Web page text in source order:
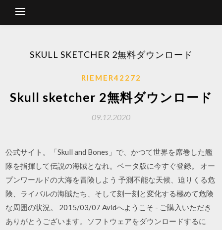
SKULL SKETCHER 2無料ダウンロード
RIEMER42272
Skull sketcher 2無料ダウンロード
09.12.2020
公式サイト。「Skull and Bones」で、かつて世界を席巻した艦
隊を指揮して伝説の海賊となれ。ベータ版に今すぐ登録。 オー
プンワールドの大海を冒険しよう 予測不能な天候、迫りくる危
険、ライバルの海賊たち、そして刻一刻と変化する極めて危険
な周囲の状況。 2015/03/07 Avidへようこそ - ご購入いただき
ありがとうございます。ソフトウェアをダウンロードするに